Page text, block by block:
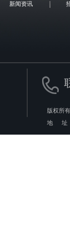
新闻资讯
版权所
地 址